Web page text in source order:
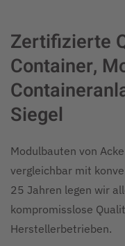
Zertifizierte
Container,
Siegel
Modulbauten von
vergleichbar mit
25 Jahren legen wir
kompromisslose
Herstellerbetrieben.